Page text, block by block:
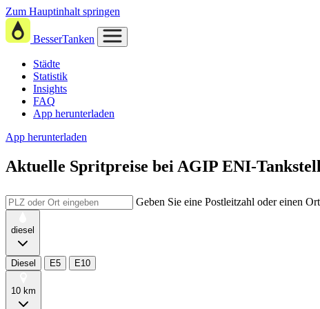
Zum Hauptinhalt springen
BesserTanken
Städte
Statistik
Insights
FAQ
App herunterladen
App herunterladen
Aktuelle Spritpreise bei AGIP ENI-
Geben Sie eine Postleitzahl oder einen
diesel
Diesel E5 E10
10 km